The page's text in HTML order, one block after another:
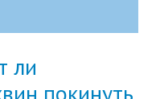
ли